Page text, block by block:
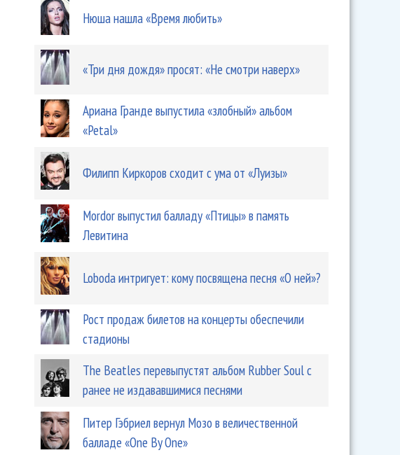
Нюша нашла «Время любить»
«Три дня дождя» просят: «Не смотри наверх»
Ариана Гранде выпустила «злобный» альбом
«Petal»
Филипп Киркоров сходит с ума от «Луизы»
Mordor выпустил балладу «Птицы» в память
Левитина
Loboda интригует: кому посвящена песня «О ней»?
Рост продаж билетов на концерты обеспечили
стадионы
The Beatles перевыпустят альбом Rubber Soul с
ранее не издававшимися песнями
Питер Гэбриел вернул Мозо в величественной
балладе «One By One»